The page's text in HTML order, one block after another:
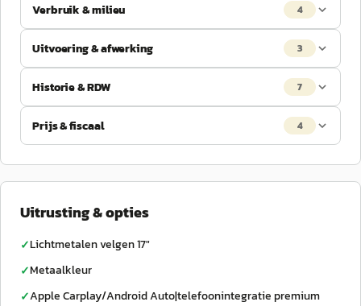
Verbruik & milieu 4
Uitvoering & afwerking 3
Historie & RDW 7
Prijs & fiscaal 4
Uitrusting & opties
✓Lichtmetalen velgen 17"
✓Metaalkleur
✓Apple Carplay/Android Auto|telefoonintegratie premium